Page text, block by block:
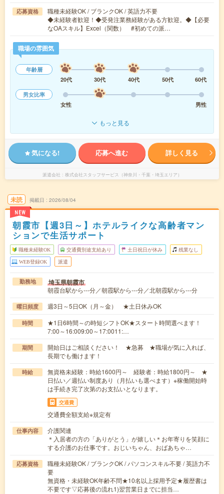
応募資格
職種未経験OK / ブランクOK / 英語力不要
◆未経験者歓迎！◆受発注業務経験がある方歓迎。◆【必要
なOAスキル】Excel（関数） #初めての派…
職場の雰囲気
年齢層
20代
30代 40代 50代
60代
男女比率
女性
男性
もっと見る
気になる! 応募へ進む 詳しく見る
派遣会社 株式会社スタッフサービス（神奈川・千葉・埼玉エリア）
未読
NEW
掲載日 2026/08/04
朝霞市【週3日～】ホテルライクな高齢者マン
ションで生活サポート
職種未経験OK 交通費別途支給あり 土日祝日が休み 残業なし
WEB登録OK 派遣
勤務地 埼玉県朝霞市
朝霞台駅から---分／朝霞駅から---分／北朝霞駅から---分
曜日頻度 週3日～5日OK（月～金） ★土日休みOK
時間
★1日6時間～の時短シフトOK★スタート時間選べます！
7:00～16:009:00～17:0011:…
期間
開始日はご相談ください！ ★急募 ★職場が気に入れば、
長期でも働けます！
時給
無資格未経験：時給1600円～ 経験者：時給1800円～ ★
日払い／週払い制度あり（月払いも選べます）※稼働開始時
は手続き完了次第のお支払いとなります。
交通費
交通費全額支給※規定有
仕事内容
介護関連
＊入居者の方の「ありがとう」が嬉しい＊お年寄りを笑顔に
する介護のお仕事です。おじいちゃん、おばあちゃ…
応募資格
職種未経験OK / ブランクOK / パソコンスキル不要 / 英語力不
要
無資格・未経験OK年齢不問★10名以上採用予定★履歴書は
不要です▽応募後の流れ1)翌営業日までに担当…